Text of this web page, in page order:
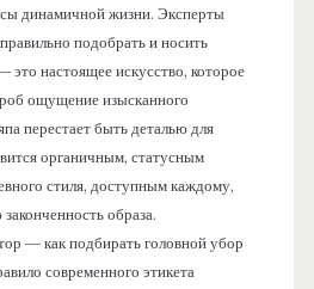
динамичной жизни. Эксперты
подобрать и носить
это настоящее искусство, которое
ощущение изысканного
перестает быть деталью для
органичным, статусным
стиля, доступным каждому,
образа.
— как подбирать головной убор
современного этикета